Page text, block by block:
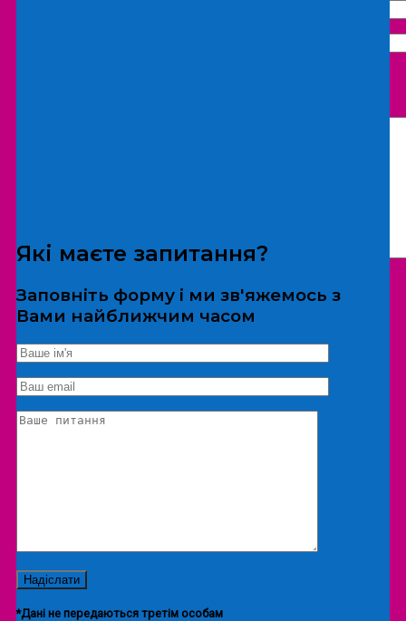
*Дані не передаються третім особам
Екскурсія/локація
Які маєте запитання?
Заповніть форму і ми зв'яжемось з
Вами найближчим часом
*Дані не передаються третім особам